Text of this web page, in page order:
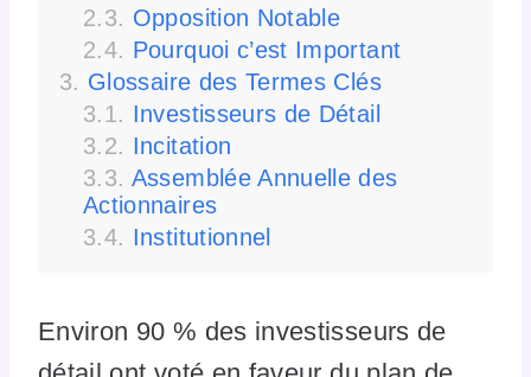
Opposition Notable
Pourquoi c’est Important
Glossaire des Termes Clés
Investisseurs de Détail
Incitation
Assemblée Annuelle des
Actionnaires
Institutionnel
Environ 90 % des investisseurs de